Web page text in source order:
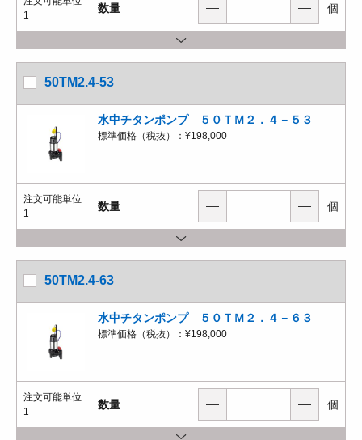
1
数量 個
50TM2.4-53
水中チタンポンプ ５０ＴＭ２．４－５３
標準価格（税抜）： ¥198,000
注文可能単位
1
数量 個
50TM2.4-63
水中チタンポンプ ５０ＴＭ２．４－６３
標準価格（税抜）： ¥198,000
注文可能単位
1
数量 個